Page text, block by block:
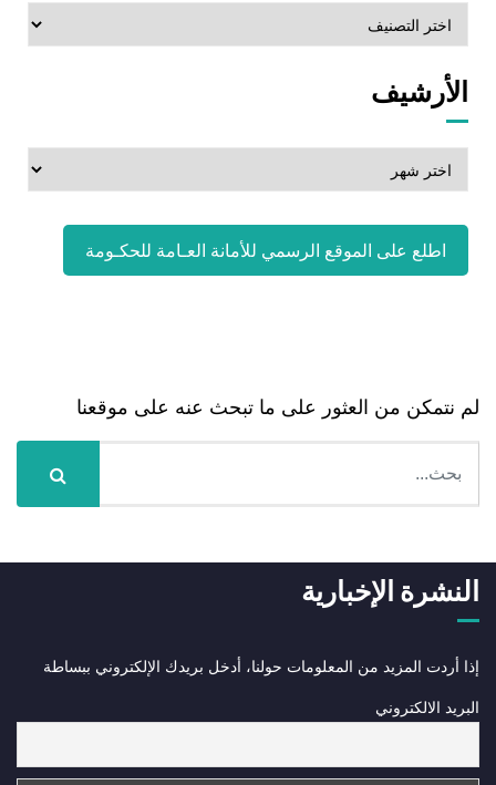
لم نتمكن من العثور على ما تبحث عنه على موقعنا
التصنيفات
الأرشيف
الأرشيف
اطلع على الموقع الرسمي للأمانة العـامة للحكـومة
النشرة الإخبارية
إذا أردت المزيد من المعلومات حولنا، أدخل بريدك الإلكتروني ببساطة
البريد الالكتروني